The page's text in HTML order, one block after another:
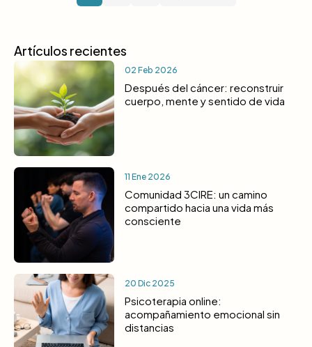
Artículos recientes
02 Feb 2026
Después del cáncer: reconstruir
cuerpo, mente y sentido de vida
11 Ene 2026
Comunidad 3CIRE: un camino
compartido hacia una vida más
consciente
20 Dic 2025
Psicoterapia online:
acompañamiento emocional sin
distancias